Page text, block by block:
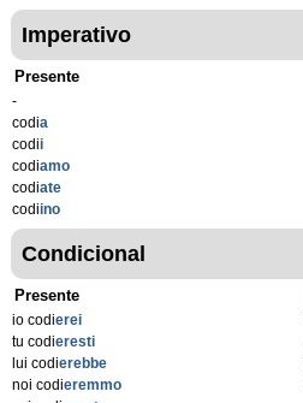
Imperativo
Presente
-
codia
codii
codiamo
codiate
codiino
Condicional
Presente
io codierei
tu codieresti
lui codierebbe
noi codieremmo